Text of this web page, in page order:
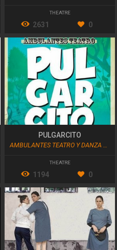
THEATRE
2631 0
PULGARCITO
THEATRE
1194 0